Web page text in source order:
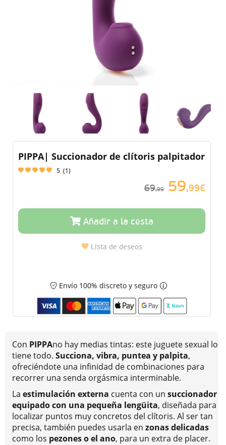
PIPPA| Succionador de clítoris palpitador
5 (1)
69,99 59,99€
Añadir a la cesta
Lista de deseos
Envío 100% discreto y seguro
Con PIPPAno hay medias tintas: este juguete sexual lo
tiene todo. Succiona, vibra, puntea y palpita,
ofreciéndote una infinidad de combinaciones para
recorrer una senda orgásmica interminable.
La estimulación externa cuenta con un succionador
equipado con una pequeña lengüita, diseñada para
localizar puntos muy concretos del clítoris. Al ser tan
precisa, también puedes usarla en zonas delicadas
como los pezones o el ano, para un extra de placer.